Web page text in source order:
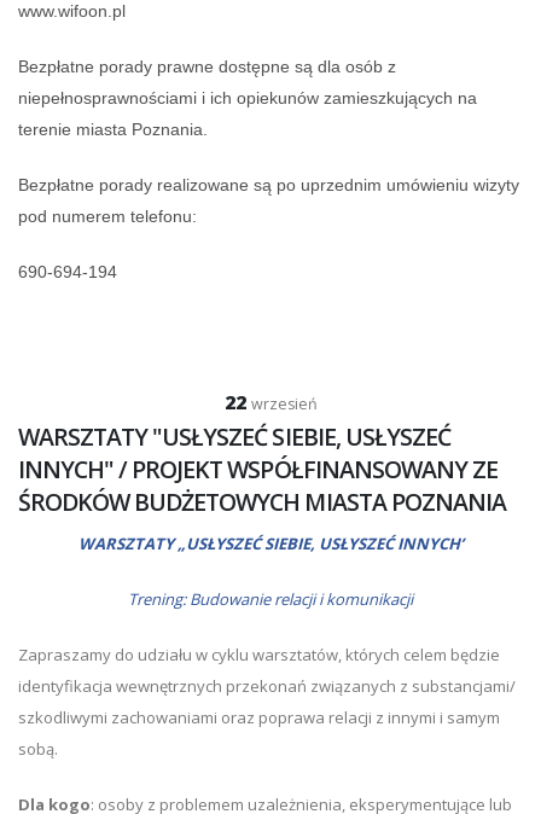
www.wifoon.pl
Bezpłatne porady prawne dostępne są dla osób z
niepełnosprawnościami i ich opiekunów zamieszkujących na
terenie miasta Poznania.
Bezpłatne porady realizowane są po uprzednim umówieniu wizyty
pod numerem telefonu:
690-694-194
22 wrzesień
WARSZTATY "USŁYSZEĆ SIEBIE, USŁYSZEĆ
INNYCH" / PROJEKT WSPÓŁFINANSOWANY ZE
ŚRODKÓW BUDŻETOWYCH MIASTA POZNANIA
WARSZTATY „USŁYSZEĆ SIEBIE, USŁYSZEĆ INNYCH’
Trening: Budowanie relacji i komunikacji
Zapraszamy do udziału w cyklu warsztatów, których celem będzie
identyfikacja wewnętrznych przekonań związanych z substancjami/
szkodliwymi zachowaniami oraz poprawa relacji z innymi i samym
sobą.
Dla kogo: osoby z problemem uzależnienia, eksperymentujące lub